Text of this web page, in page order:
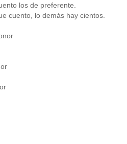
los de preferente.
cuento, lo demás hay cientos.